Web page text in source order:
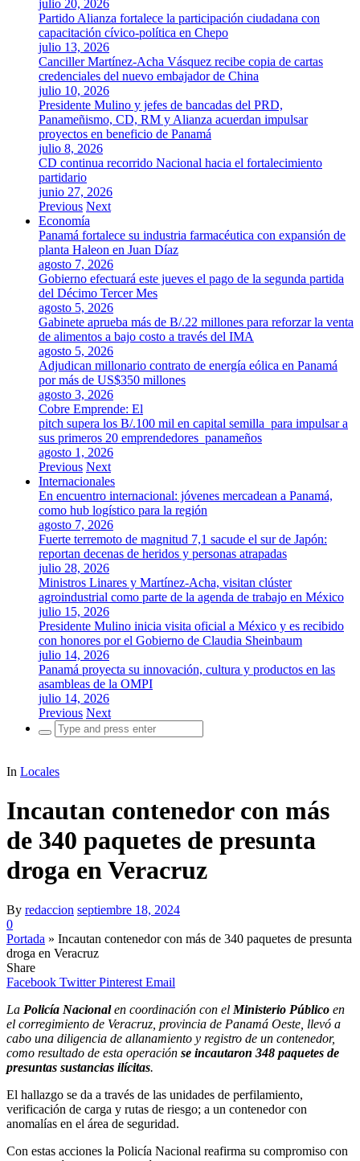
julio 20, 2026
Partido Alianza fortalece la participación ciudadana con
capacitación cívico-política en Chepo
julio 13, 2026
Canciller Martínez-Acha Vásquez recibe copia de cartas
credenciales del nuevo embajador de China
julio 10, 2026
Presidente Mulino y jefes de bancadas del PRD,
Panameñismo, CD, RM y Alianza acuerdan impulsar
proyectos en beneficio de Panamá
julio 8, 2026
CD continua recorrido Nacional hacia el fortalecimiento
partidario
junio 27, 2026
Previous Next
Economía
Panamá fortalece su industria farmacéutica con expansión de
planta Haleon en Juan Díaz
agosto 7, 2026
Gobierno efectuará este jueves el pago de la segunda partida
del Décimo Tercer Mes
agosto 5, 2026
Gabinete aprueba más de B/.22 millones para reforzar la venta
de alimentos a bajo costo a través del IMA
agosto 5, 2026
Adjudican millonario contrato de energía eólica en Panamá
por más de US$350 millones
agosto 3, 2026
Cobre Emprende: El
pitch supera los B/.100 mil en capital semilla para impulsar a
sus primeros 20 emprendedores panameños
agosto 1, 2026
Previous Next
Internacionales
En encuentro internacional: jóvenes mercadean a Panamá,
como hub logístico para la región
agosto 7, 2026
Fuerte terremoto de magnitud 7,1 sacude el sur de Japón:
reportan decenas de heridos y personas atrapadas
julio 28, 2026
Ministros Linares y Martínez-Acha, visitan clúster
agroindustrial como parte de la agenda de trabajo en México
julio 15, 2026
Presidente Mulino inicia visita oficial a México y es recibido
con honores por el Gobierno de Claudia Sheinbaum
julio 14, 2026
Panamá proyecta su innovación, cultura y productos en las
asambleas de la OMPI
julio 14, 2026
Previous Next
Search
for:
In Locales
Incautan contenedor con más
de 340 paquetes de presunta
droga en Veracruz
By redaccion septiembre 18, 2024
0
Portada » Incautan contenedor con más de 340 paquetes de presunta
droga en Veracruz
Share
Facebook Twitter Pinterest Email
La Policía Nacionalen coordinación con el Ministerio Público en
el corregimiento de Veracruz, provincia de Panamá Oeste, llevó a
cabo una diligencia de allanamiento y registro de un contenedor,
como resultado de esta operación se incautaron 348 paquetes de
presuntas sustancias ilícitas.
El hallazgo se da a través de las unidades de perfilamiento,
verificación de carga y rutas de riesgo; a un contenedor con
anomalías en el área de seguridad.
Con estas acciones la Policía Nacional reafirma su compromiso con